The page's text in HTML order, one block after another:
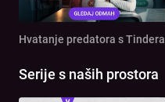
Hvatanje predatora s Tindera
Serije s naših prostora